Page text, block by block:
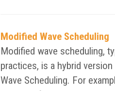
Modified Wave Scheduling
Modified wave scheduling,
practices, is a hybrid
Wave Scheduling. For